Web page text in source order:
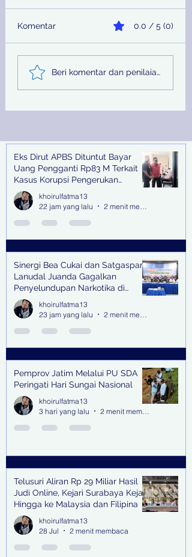
Sinergi Bea Cukai dan
Satgaspam Lanudal
Juanda Gagalkan
Komentar 0.0 / 5 (0)
Beri komentar dan penilaian...
Recent Posts
Eks Dirut APBS Dituntut Bayar
Uang Pengganti Rp83 M Terkait
Kasus Korupsi Pengerukan
Tanjung Perak
khoirulfatma13
22 jam yang lalu
Sinergi Bea Cukai dan Satgaspam
Lanudal Juanda Gagalkan
Penyelundupan Narkotika di
Bandara Juanda
khoirulfatma13
23 jam yang lalu
Pemprov Jatim Melalui PU SDA
Peringati Hari Sungai Nasional
khoirulfatma13
3 hari yang lalu
Telusuri Aliran Rp 29 Miliar Hasil
Judi Online, Kejari Surabaya Kejar
Hingga ke Malaysia dan Filipina
khoirulfatma13
28 Jul
2 menit membaca